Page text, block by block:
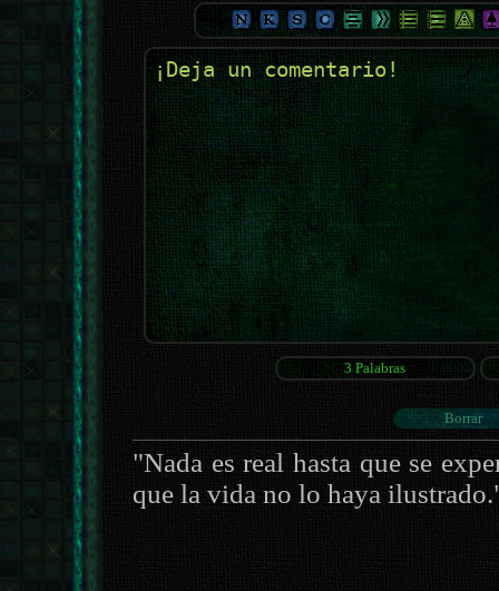
"Nada es real hasta que se
que la vida no lo haya